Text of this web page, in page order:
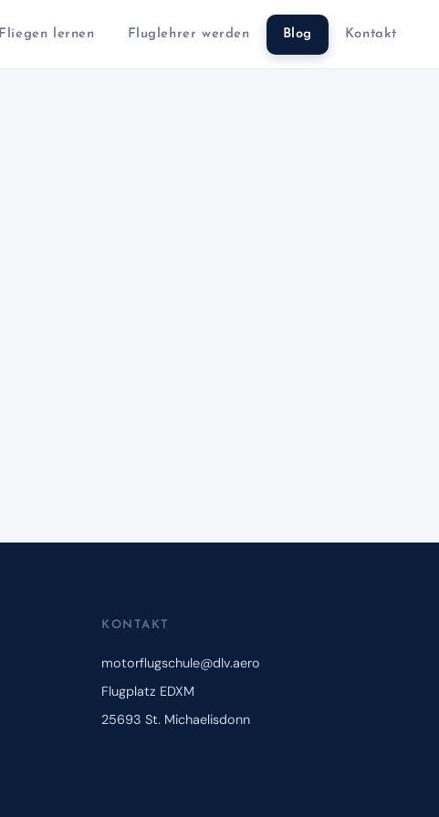
Fliegen lernen Fluglehrer werden Blog Kontakt
KONTAKT
motorflugschule@dlv.aero
Flugplatz EDXM
25693 St. Michaelisdonn